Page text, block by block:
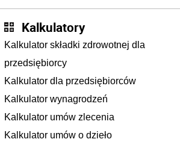
Ministerstwie Rodziny, Pracy i Polityki
Społecznej
Kalkulatory
Kalkulator składki zdrowotnej dla
przedsiębiorcy
Kalkulator dla przedsiębiorców
Kalkulator wynagrodzeń
Kalkulator umów zlecenia
Kalkulator umów o dzieło